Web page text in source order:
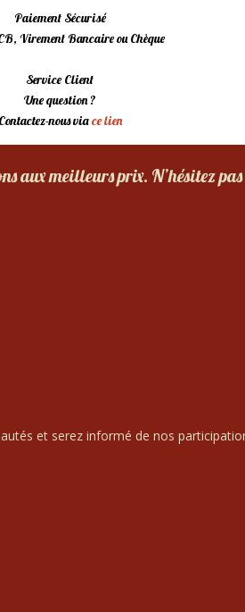
Paiement Sécurisé
Virement Bancaire ou Chèque
Service Client
Une question ?
Contactez-nous viace lien
aux meilleurs prix. N’hésitez
et serez informé de nos